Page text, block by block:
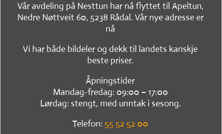
Vår avdeling på Nesttun har nå flyttet til Apeltun,
Nedre Nøttveit 60, 5238 Rådal. Vår nye adresse er
nå
Vi har både bildeler og dekk til landets kanskje
beste priser.
Åpningstider
Mandag-fredag: 09:00 – 17:00
Lørdag: stengt, med unntak i sesong.
Telefon: 55 52 52 00